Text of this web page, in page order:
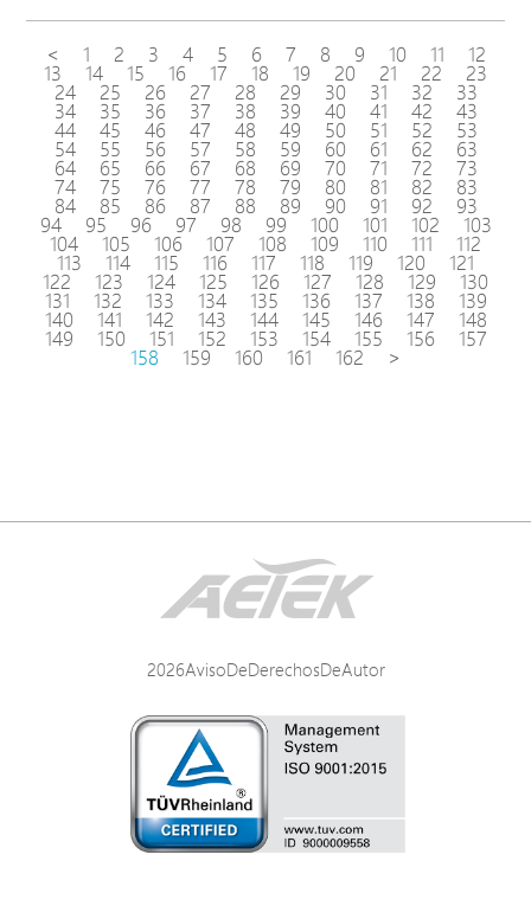
< 1 2 3 4 5 6 7 8 9 10 11 12
13 14 15 16 17 18 19 20 21 22 23
24 25 26 27 28 29 30 31 32 33
34 35 36 37 38 39 40 41 42 43
44 45 46 47 48 49 50 51 52 53
54 55 56 57 58 59 60 61 62 63
64 65 66 67 68 69 70 71 72 73
74 75 76 77 78 79 80 81 82 83
84 85 86 87 88 89 90 91 92 93
94 95 96 97 98 99 100 101 102 103
104 105 106 107 108 109 110 111 112
113 114 115 116 117 118 119 120 121
122 123 124 125 126 127 128 129 130
131 132 133 134 135 136 137 138 139
140 141 142 143 144 145 146 147 148
149 150 151 152 153 154 155 156 157
158 159 160 161 162 >
2026AvisoDeDerechosDeAutor